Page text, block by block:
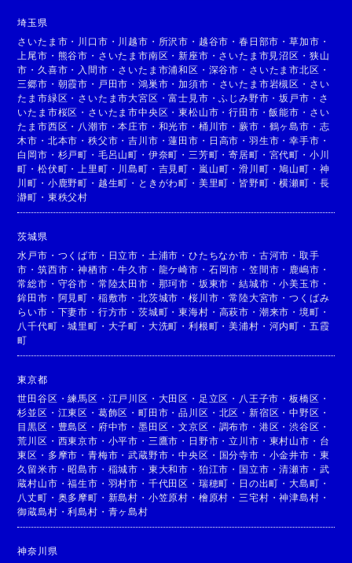
埼玉県
さいたま市 ・ 川口市 ・ 川越市 ・ 所沢市 ・ 越谷市 ・春日部市 ・草加市 ・
上尾市 ・ 熊谷市 ・ さいたま市南区 ・新座市 ・ さいたま市見沼区 ・ 狭山
市 ・ 久喜市 ・ 入間市 ・ さいたま市浦和区 ・ 深谷市 ・ さいたま市北区 ・
三郷市 ・ 朝霞市 ・ 戸田市 ・鴻巣市 ・加須市 ・ さいたま市岩槻区 ・ さい
たま市緑区 ・ さいたま市大宮区 ・富士見市 ・ふじみ野市 ・坂戸市 ・ さ
いたま市桜区 ・ さいたま市中央区 ・東松山市 ・行田市 ・飯能市 ・ さい
たま市西区 ・ 八潮市 ・本庄市 ・ 和光市 ・ 桶川市 ・蕨市 ・ 鶴ヶ島市 ・ 志
木市 ・ 北本市 ・秩父市 ・吉川市 ・蓮田市 ・ 日高市 ・ 羽生市 ・幸手市 ・
白岡市 ・ 杉戸町 ・ 毛呂山町 ・ 伊奈町 ・ 三芳町 ・寄居町 ・ 宮代町 ・ 小川
町 ・松伏町 ・ 上里町 ・ 川島町 ・ 吉見町 ・ 嵐山町 ・滑川町 ・鳩山町 ・ 神
川町 ・ 小鹿野町 ・ 越生町 ・ ときがわ町 ・ 美里町 ・ 皆野町 ・横瀬町 ・ 長
瀞町 ・ 東秩父村
茨城県
水戸市 ・ つくば市 ・ 日立市 ・ 土浦市 ・ひたちなか市 ・ 古河市 ・ 取手
市 ・筑西市 ・神栖市 ・牛久市 ・ 龍ケ崎市 ・ 石岡市 ・ 笠間市 ・ 鹿嶋市 ・
常総市 ・ 守谷市 ・ 常陸太田市 ・ 那珂市 ・ 坂東市 ・結城市 ・小美玉市 ・
鉾田市 ・ 阿見町 ・ 稲敷市 ・北茨城市 ・桜川市 ・常陸大宮市 ・つくばみ
らい市 ・ 下妻市 ・ 行方市 ・茨城町 ・東海村 ・ 高萩市 ・ 潮来市 ・ 境町 ・
八千代町 ・城里町 ・ 大子町 ・ 大洗町 ・利根町 ・美浦村 ・ 河内町 ・ 五霞
町
東京都
世田谷区 ・練馬区 ・ 江戸川区 ・ 大田区 ・ 足立区 ・ 八王子市 ・板橋区 ・
杉並区 ・ 江東区 ・ 葛飾区 ・町田市 ・品川区 ・ 北区 ・ 新宿区 ・中野区 ・
目黒区 ・ 豊島区 ・ 府中市 ・墨田区 ・文京区 ・ 調布市 ・ 港区 ・渋谷区 ・
荒川区 ・ 西東京市 ・ 小平市 ・ 三鷹市 ・ 日野市 ・立川市 ・ 東村山市 ・ 台
東区 ・ 多摩市 ・青梅市 ・武蔵野市 ・中央区 ・ 国分寺市 ・ 小金井市 ・ 東
久留米市 ・昭島市 ・ 稲城市 ・ 東大和市 ・ 狛江市 ・ 国立市 ・清瀬市 ・ 武
蔵村山市 ・福生市 ・ 羽村市 ・ 千代田区 ・ 瑞穂町 ・ 日の出町 ・大島町 ・
八丈町 ・ 奥多摩町 ・ 新島村 ・ 小笠原村 ・ 檜原村 ・ 三宅村 ・神津島村 ・
御蔵島村 ・利島村 ・ 青ヶ島村
神奈川県